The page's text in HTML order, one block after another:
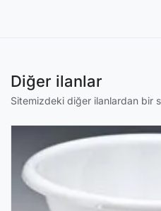
Diğer ilanlar
Sitemizdeki diğer ilanlardan bir